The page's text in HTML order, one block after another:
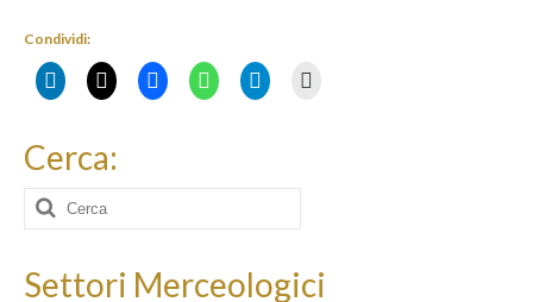
Condividi:
Cerca:
Cerca:
Settori Merceologici